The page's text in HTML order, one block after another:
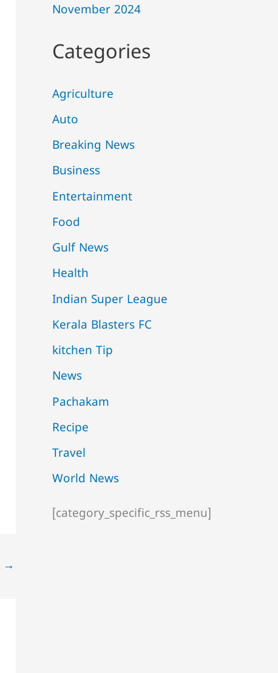
→
November 2024
Categories
Agriculture
Auto
Breaking News
Business
Entertainment
Food
Gulf News
Health
Indian Super League
Kerala Blasters FC
kitchen Tip
News
Pachakam
Recipe
Travel
World News
[category_specific_rss_menu]